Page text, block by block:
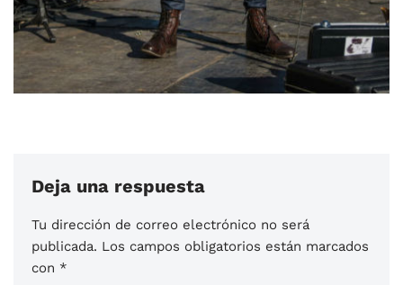
Deja una respuesta
Tu dirección de correo electrónico no será
publicada. Los campos obligatorios están marcados
con *